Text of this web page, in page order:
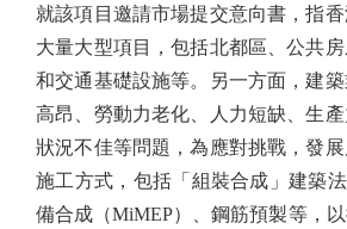
就該項目邀請市場提交意向書，指
大量大型項目，包括北都區、公共
和交通基礎設施等。另一方面，建
高昂、勞動力老化、人力短缺、生
狀況不佳等問題，為應對挑戰，發
施工方式，包括「組裝合成」建築
備合成（MiMEP）、鋼筋預製等，